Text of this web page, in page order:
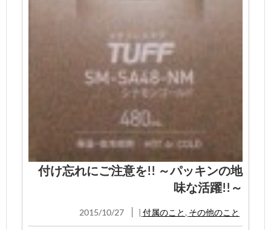
付け忘れにご注意を!! ～パッキンの地
味な活躍!!～
2015/10/27 | 付属のこと , その他のこと